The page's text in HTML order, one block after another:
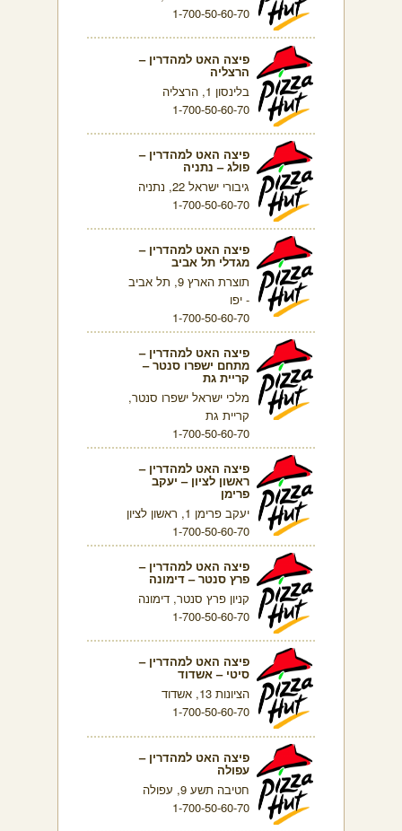
1-700-50-60-70
פיצה האט למהדרין –
הרצליה
בלינסון 1, הרצליה
1-700-50-60-70
פיצה האט למהדרין –
פולג – נתניה
גיבורי ישראל 22, נתניה
1-700-50-60-70
פיצה האט למהדרין –
מגדלי תל אביב
תוצרת הארץ 9, תל אביב
- יפו
1-700-50-60-70
פיצה האט למהדרין –
מתחם ישפרו סנטר –
קריית גת
מלכי ישראל ישפרו סנטר,
קריית גת
1-700-50-60-70
פיצה האט למהדרין –
ראשון לציון – יעקב
פרימן
יעקב פרימן 1, ראשון לציון
1-700-50-60-70
פיצה האט למהדרין –
פרץ סנטר – דימונה
קניון פרץ סנטר, דימונה
1-700-50-60-70
פיצה האט למהדרין –
סיטי – אשדוד
הציונות 13, אשדוד
1-700-50-60-70
פיצה האט למהדרין –
עפולה
חטיבה תשע 9, עפולה
1-700-50-60-70